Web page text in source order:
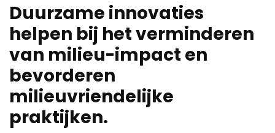
Duurzame innovaties
helpen bij het verminderen
van milieu-impact en
bevorderen
milieuvriendelijke
praktijken.